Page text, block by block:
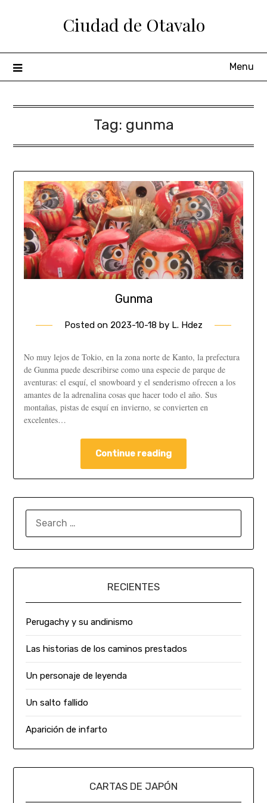
Ciudad de Otavalo
Menu
Tag: gunma
Gunma
Posted on 2023-10-18 by L. Hdez
No muy lejos de Tokio, en la zona norte de Kanto, la prefectura
de Gunma puede describirse como una especie de parque de
aventuras: el esquí, el snowboard y el senderismo ofrecen a los
amantes de la adrenalina cosas que hacer todo el año. Sus
montañas, pistas de esquí en invierno, se convierten en
excelentes…
Continue reading
RECIENTES
Perugachy y su andinismo
Las historias de los caminos prestados
Un personaje de leyenda
Un salto fallido
Aparición de infarto
CARTAS DE JAPÓN